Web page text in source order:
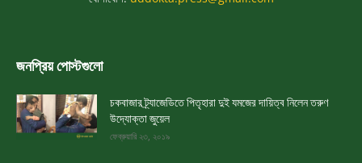
জনপ্রিয় পোস্টগুলো
চকবাজার ট্র্যাজেডিতে পিতৃহারা দুই যমজের দায়িত্ব নিলেন তরুণ
উদ্যোক্তা জুয়েল
ফেব্রুয়ারি ২৩, ২০১৯